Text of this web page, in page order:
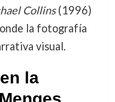
Collins(1996)
la fotografía
visual.
la